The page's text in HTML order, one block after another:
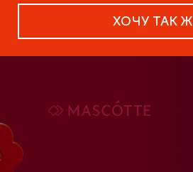
ХОЧУ ТАК